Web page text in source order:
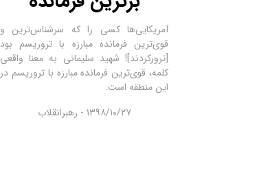
آمریکایی‌ها کسی را که سرشناس‌ترين و
قوی‌ترین فرمانده مبارزه با تروریسم بود
[ترورکردند]! شهید سلیمانی به معنا واقعی
کلمه، قوی‌ترین فرمانده مبارزه با تروریسم در
این منطقه است.
۱۳۹۸/۱۰/۲۷ - رهبرانقلاب